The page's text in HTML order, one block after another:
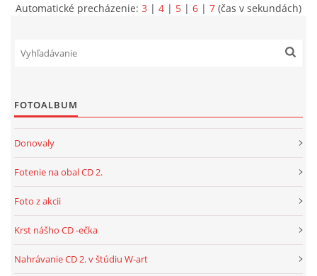
Automatické precházenie: 3 | 4 | 5 | 6 | 7 (čas v sekundách)
FOTOALBUM
Donovaly
Fotenie na obal CD 2.
Foto z akcii
Krst nášho CD -ečka
Nahrávanie CD 2. v štúdiu W-art